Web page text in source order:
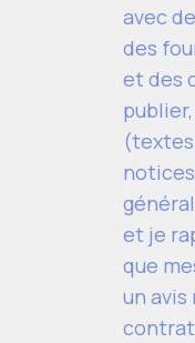
avec
des
et des
et je
que
un
contrat